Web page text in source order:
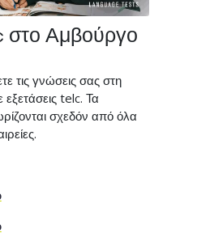
στο Αμβούργο
τις γνώσεις σας στη
telc. Τα
σχεδόν από όλα